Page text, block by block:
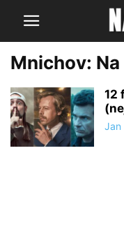
Mnichov:
12
Jan